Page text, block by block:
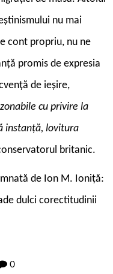
nu mai
cont propriu, nu ne
promis de expresia
de ieșire,
cu privire la
instanță, lovitura
britanic.
de Ion M. Ioniță:
dulci corectitudinii
0